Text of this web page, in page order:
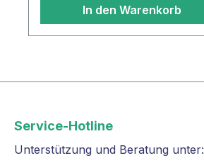
In den Warenkorb
Service-Hotline
Unterstützung und Beratung unter: